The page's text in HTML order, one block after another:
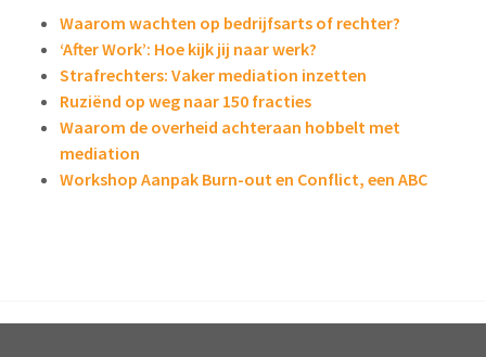
Waarom wachten op bedrijfsarts of rechter?
‘After Work’: Hoe kijk jij naar werk?
Strafrechters: Vaker mediation inzetten
Ruziënd op weg naar 150 fracties
Waarom de overheid achteraan hobbelt met
mediation
Workshop Aanpak Burn-out en Conflict, een ABC